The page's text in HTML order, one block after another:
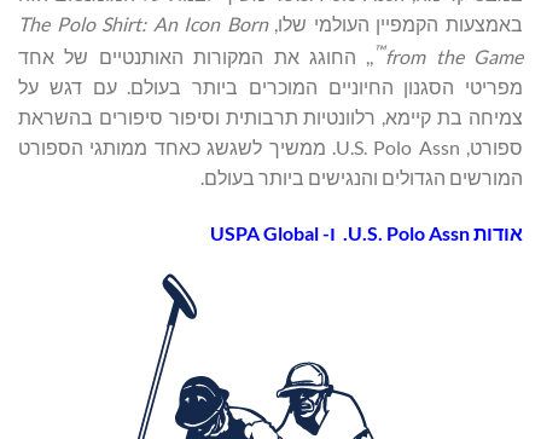
באמצעות הקמפיין העולמי שלו,The Polo Shirt: An Icon Born
from the Game
™,, החוגג את המקורות האותנטיים של אחד
מפריטי הסגנון החיוניים המוכרים ביותר בעולם. עם דגש על
צמיחה בת קיימא, רלוונטיות תרבותית וסיפור סיפורים בהשראת
ספורט, U.S. Polo Assn. ממשיך לשגשג כאחד ממותגי הספורט
המורשים הגדולים והנגישים ביותר בעולם.
אודותU.S. Polo Assn. ו-USPA Global